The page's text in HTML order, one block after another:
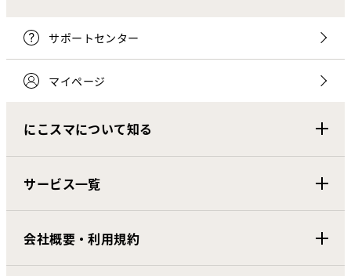
サポートセンター
マイページ
にこスマについて知る
サービス一覧
会社概要・利用規約